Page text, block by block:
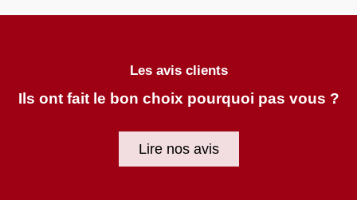
Les avis clients
Ils ont fait le bon choix pourquoi pas vous ?
Lire nos avis